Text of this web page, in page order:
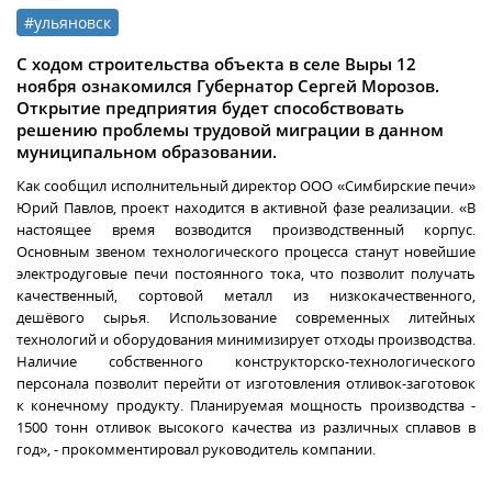
#ульяновск
С ходом строительства объекта в селе Выры 12
ноября ознакомился Губернатор Сергей Морозов.
Открытие предприятия будет способствовать
решению проблемы трудовой миграции в данном
муниципальном образовании.
Как сообщил исполнительный директор ООО «Симбирские печи»
Юрий Павлов, проект находится в активной фазе реализации. «В
настоящее время возводится производственный корпус.
Основным звеном технологического процесса станут новейшие
электродуговые печи постоянного тока, что позволит получать
качественный, сортовой металл из низкокачественного,
дешёвого сырья. Использование современных литейных
технологий и оборудования минимизирует отходы производства.
Наличие собственного конструкторско-технологического
персонала позволит перейти от изготовления отливок-заготовок
к конечному продукту. Планируемая мощность производства -
1500 тонн отливок высокого качества из различных сплавов в
год», - прокомментировал руководитель компании.